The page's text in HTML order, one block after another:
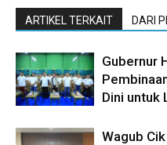
ARTIKEL TERKAIT DARI
Gubernur
Dini untuk
Wagub